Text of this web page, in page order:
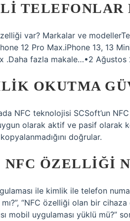
TELEFONLAR
var? Markalar ve
12 Pro Max.iPhone 13, 13
.Daha fazla makale…•2 Ağustos
OKUTMA
NFC teknolojisi SCSoft’un
olarak aktif ve pasif
doğrular.
NFC ÖZELLIĞI
ile kimlik ile telefon
“NFC özelliği olan bir
mobil uygulaması yüklü mü?”